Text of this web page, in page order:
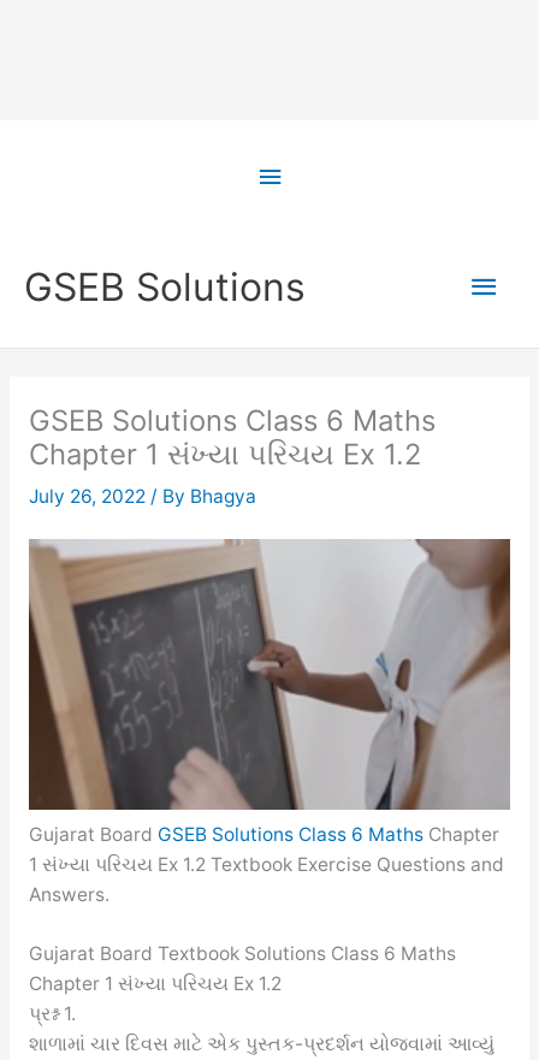
Above
GSEB Solutions
Main
GSEB Solutions Class 6 Maths
Chapter 1 સંખ્યા પરિચય Ex 1.2
July 26, 2022 / By Bhagya
Gujarat Board GSEB Solutions Class 6 MathsChapter
1 સંખ્યા પરિચય Ex 1.2 Textbook Exercise Questions and
Answers.
Gujarat Board Textbook Solutions Class 6 Maths
Chapter 1 સંખ્યા પરિચય Ex 1.2
પ્રશ્ન 1.
શાળામાં ચાર દિવસ માટે એક પુસ્તક-પ્રદર્શન યોજવામાં આવ્યું